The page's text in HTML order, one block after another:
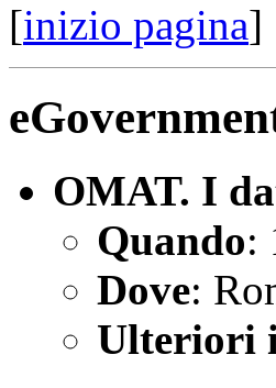
[inizio pagina]
OMAT. I
Quando:
Dove:
Ulteriori